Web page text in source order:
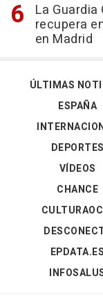
La
recupera
en Madrid
ÚLTIMAS
ESPAÑA
DEPORTES
VÍDEOS
CHANCE
EPDATA.ES